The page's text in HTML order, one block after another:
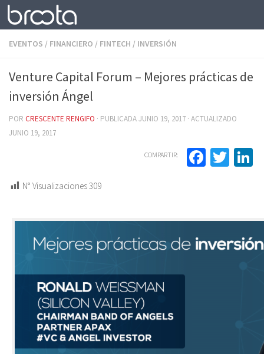
Saltar al contenido
EVENTOS / FINANCIERO / FINTECH / INVERSIÓN
Venture Capital Forum – Mejores prácticas de
inversión Ángel
POR CRESCENTE RENGIFO · PUBLICADAJUNIO 19, 2017 · ACTUALIZADO
JUNIO 19, 2017
COMPARTIR:
N° Visualizaciones309